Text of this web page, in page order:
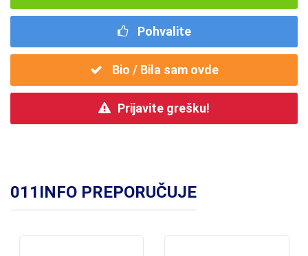
Pohvalite
Bio / Bila sam ovde
Prijavite grešku!
011INFO PREPORUČUJE